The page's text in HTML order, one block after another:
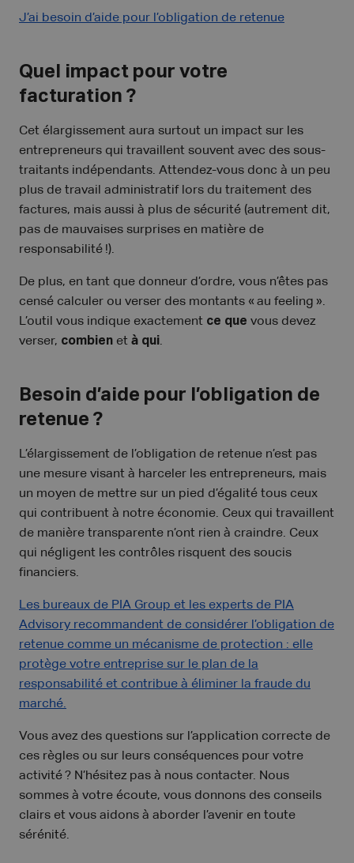
J’ai besoin d’aide pour l’obligation de retenue
Quel impact pour votre
facturation ?
Cet élargissement aura surtout un impact sur les
entrepreneurs qui travaillent souvent avec des sous-
traitants indépendants. Attendez-vous donc à un peu
plus de travail administratif lors du traitement des
factures, mais aussi à plus de sécurité (autrement dit,
pas de mauvaises surprises en matière de
responsabilité !).
De plus, en tant que donneur d’ordre, vous n’êtes pas
censé calculer ou verser des montants « au feeling ».
L’outil vous indique exactement ce que vous devez
verser, combien et à qui.
Besoin d’aide pour l’obligation de
retenue ?
L’élargissement de l’obligation de retenue n’est pas
une mesure visant à harceler les entrepreneurs, mais
un moyen de mettre sur un pied d’égalité tous ceux
qui contribuent à notre économie. Ceux qui travaillent
de manière transparente n’ont rien à craindre. Ceux
qui négligent les contrôles risquent des soucis
financiers.
Les bureaux de PIA Group et les experts de PIA
Advisory recommandent de considérer l’obligation de
retenue comme un mécanisme de protection : elle
protège votre entreprise sur le plan de la
responsabilité et contribue à éliminer la fraude du
marché.
Vous avez des questions sur l’application correcte de
ces règles ou sur leurs conséquences pour votre
activité ? N’hésitez pas à nous contacter. Nous
sommes à votre écoute, vous donnons des conseils
clairs et vous aidons à aborder l’avenir en toute
sérénité.